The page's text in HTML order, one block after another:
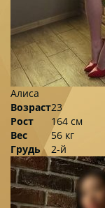
Алиса
Возраст23
Рост
164 см
Вес
56 кг
Грудь
2-й